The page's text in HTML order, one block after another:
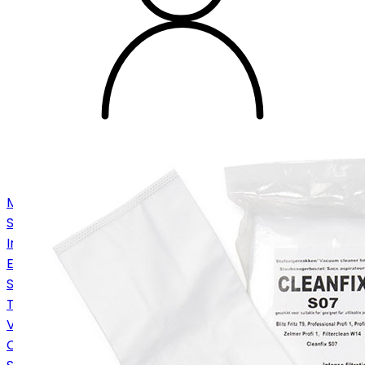
Machines
Stofzuigers
Industriezuigers
Eenschijfsmachines
Schrob-/zuigmachines
Tapijtmachines
Veegmachines
Onderdelen en accessoires